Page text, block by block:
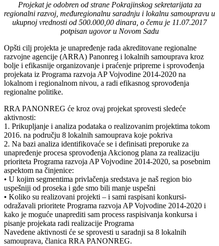
Projekat je odobren od strane Pokrajinskog sekretarijata za
regionalni razvoj, međuregionalnu saradnju i lokalnu samoupravu u
ukupnoj vrednosti od 500.000,00 dinara, o čemu je 11.07.2017
potpisan ugovor u Novom Sadu
Opšti cilj projekta je unapređenje rada akreditovane regionalne
razvojne agencije (ARRA) Panonreg i lokalnih samouprava kroz
bolje i efikasnije organizovanje i praćenje pripreme i sprovođenja
projekata iz Programa razvoja AP Vojvodine 2014-2020 na
lokalnom i regionalnom nivou, a radi efikasnog sprovođenja
regionalne politike.
RRA PANONREG će kroz ovaj projekat sprovesti sledeće
aktivnosti:
1. Prikupljanje i analiza podataka o realizovanim projektima tokom
2016. na području 8 lokalnih samouprava koje pokriva
2. Na bazi analiza identifikovaće se i definisati preporuke za
unapređenje procesa sprovođenja Akcionog plana za realizaciju
prioriteta Programa razvoja AP Vojvodine 2014-2020, sa posebnim
aspektom na činjenice:
• U kojim segmentima privlačenja sredstava je naš region bio
uspešniji od proseka i gde smo bili manje uspešni
• Koliko su realizovani projekti – i sami raspisani konkursi-
odražavali prioritete Programa razvoja AP Vojvodine 2014-2020 i
kako je moguće unaprediti sam process raspisivanja konkursa i
pisanje projekata radi realizacije Programa
Navedene aktivnosti će se sprovesti u saradnji sa 8 lokalnih
samouprava, članica RRA PANONREG.